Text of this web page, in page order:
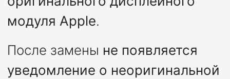
модуля Apple.
После замены не появляется
уведомление о неоригинальной